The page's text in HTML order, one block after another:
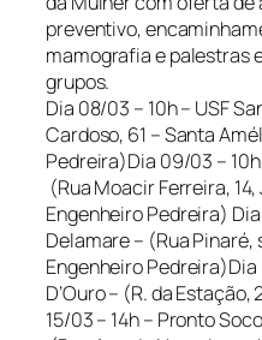
preventivo,
mamografia e palestras
grupos.
Dia 08/03 – 10h – USF
Cardoso, 61 – Santa
Pedreira)Dia 09/03 –
(Rua Moacir Ferreira,
Engenheiro Pedreira) Dia
Delamare – (Rua Pinaré,
Engenheiro Pedreira)Dia
D’Ouro – (R. da Estação,
15/03 – 14h – Pronto